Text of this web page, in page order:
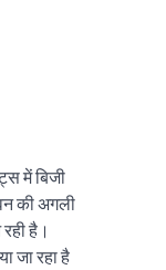
में बिजी
की अगली
है।
जा रहा है